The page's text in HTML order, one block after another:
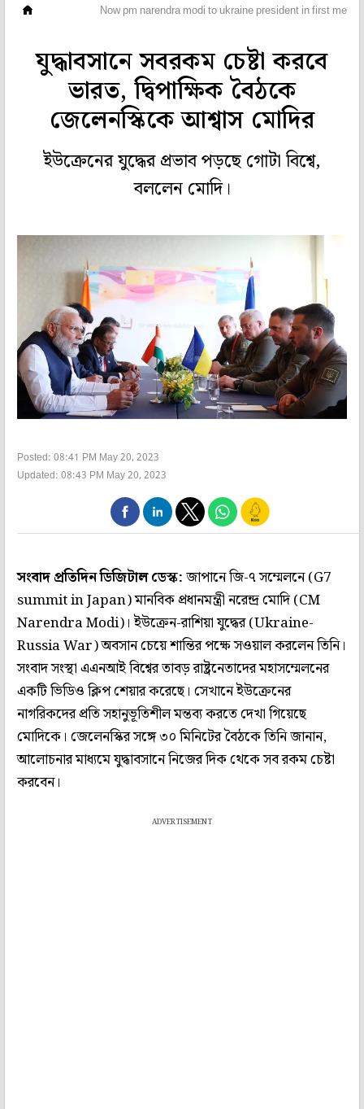
Now pm narendra modi to ukraine president in first meet
যুদ্ধাবসানে সবরকম চেষ্টা করবে
ভারত, দ্বিপাক্ষিক বৈঠকে
জেলেনস্কিকে আশ্বাস মোদির
ইউক্রেনের যুদ্ধের প্রভাব পড়ছে গোটা বিশ্বে,
বললেন মোদি।
Posted: 08:41 PM May 20, 2023
Updated: 08:43 PM May 20, 2023
সংবাদ প্রতিদিন ডিজিটাল ডেস্ক:জাপানে জি-৭ সম্মেলনে (G7
summit in Japan) মানবিক প্রধানমন্ত্রী নরেন্দ্র মোদি (CM
Narendra Modi)। ইউক্রেন-রাশিয়া যুদ্ধের (Ukraine-
Russia War) অবসান চেয়ে শান্তির পক্ষে সওয়াল করলেন তিনি।
সংবাদ সংস্থা এএনআই বিশ্বের তাবড় রাষ্ট্রনেতাদের মহাসম্মেলনের
একটি ভিডিও ক্লিপ শেয়ার করেছে। সেখানে ইউক্রেনের
নাগরিকদের প্রতি সহানুভূতিশীল মন্তব্য করতে দেখা গিয়েছে
মোদিকে। জেলেনস্কির সঙ্গে ৩০ মিনিটের বৈঠকে তিনি জানান,
আলোচনার মাধ্যমে যুদ্ধাবসানে নিজের দিক থেকে সব রকম চেষ্টা
করবেন।
ADVERTISEMENT